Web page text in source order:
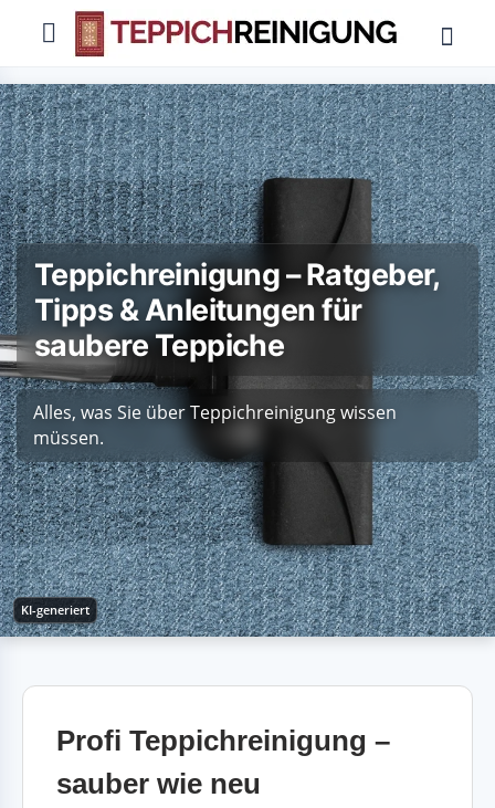
KI-generiert
Teppichreinigung – Ratgeber,
Tipps & Anleitungen für
saubere Teppiche
Alles, was Sie über Teppichreinigung wissen
müssen.
Profi Teppichreinigung –
sauber wie neu